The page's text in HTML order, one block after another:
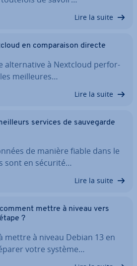
Lire la suite
en com­pa­rai­son directe
al­ter­na­tive à Nextcloud per­for­
meil­leures…
Lire la suite
services de sau­ve­garde
de manière fiable dans le
sont en sécurité…
Lire la suite
mettre à niveau vers
?
mettre à niveau Debian 13 en
votre système…